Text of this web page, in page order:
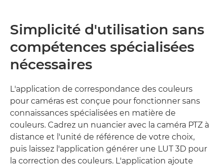
Simplicité d'utilisation sans
compétences spécialisées
nécessaires
L'application de correspondance des couleurs
pour caméras est conçue pour fonctionner sans
connaissances spécialisées en matière de
couleurs. Cadrez un nuancier avec la caméra PTZ à
distance et l'unité de référence de votre choix,
puis laissez l'application générer une LUT 3D pour
la correction des couleurs. L'application ajoute